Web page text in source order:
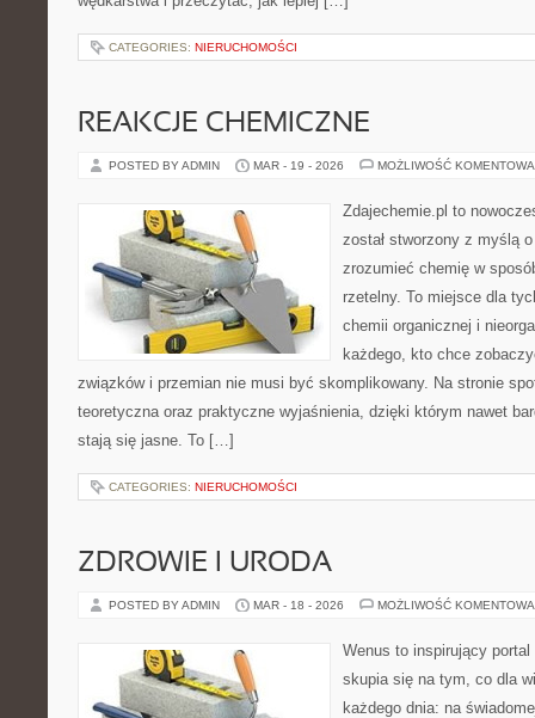
CATEGORIES: NIERUCHOMOŚCI
REAKCJE CHEMICZNE
POSTED BY ADMIN MAR - 19 - 2026 MOŻLIWOŚĆ
Zdajechemie.pl to
został stworzony z myślą
zrozumieć chemię w
rzetelny. To miejsce dla
chemii organicznej i
każdego, kto chce
związków i przemian nie musi być skomplikowany. Na stronie
teoretyczna oraz praktyczne wyjaśnienia, dzięki którym nawet
stają się jasne. To […]
CATEGORIES: NIERUCHOMOŚCI
ZDROWIE I URODA
POSTED BY ADMIN MAR - 18 - 2026 MOŻLIWOŚĆ
Wenus to inspirujący
skupia się na tym, co dla
każdego dnia: na